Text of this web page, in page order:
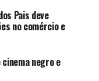
Pais deve
no comércio e
negro e